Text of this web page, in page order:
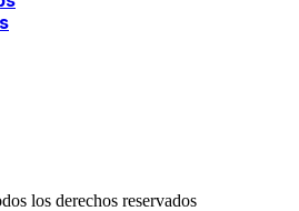
los derechos reservados